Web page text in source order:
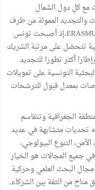
مع كل دول الشمال
والتجدید الممولة من طرف
الاتحاد الأوروبي : ERASMUS+ ، PRIMA, H2020،إذ أصبحت تونس
وأفریقیة تتحصّل على مرتبة الشریك
أكثر تطورا للتجدید
التونسية على تمويلات
بمعدل قبول للترشحات
في نفس المنطقة الجغرافیة وتتقاسم
تحدیات متشابهة في عديد
الأمن، التنوع البيولوجي،
في جمیع المجالات ھو الخیار
البحث العلمي وحركیة
من الثقة بین الشركاء.